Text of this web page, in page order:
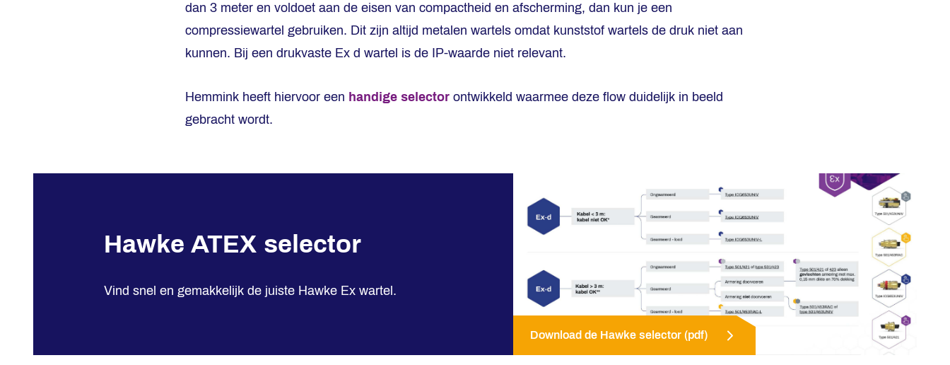
dan 3 meter en voldoet aan de eisen van compactheid en afscherming, dan kun je een
compressiewartel gebruiken. Dit zijn altijd metalen wartels omdat kunststof wartels de druk niet aan
kunnen. Bij een drukvaste Ex d wartel is de IP-waarde niet relevant.
Hemmink heeft hiervoor een handige selector ontwikkeld waarmee deze flow duidelijk in beeld
gebracht wordt.
Hawke ATEX selector
Vind snel en gemakkelijk de juiste Hawke Ex wartel.
Download de Hawke selector (pdf)